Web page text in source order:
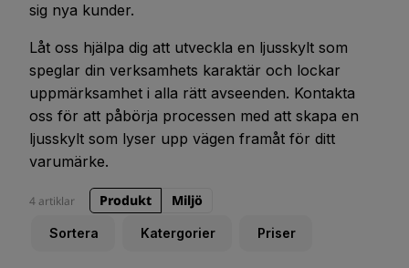
sig nya kunder.
Låt oss hjälpa dig att utveckla en ljusskylt som
speglar din verksamhets karaktär och lockar
uppmärksamhet i alla rätt avseenden. Kontakta
oss för att påbörja processen med att skapa en
ljusskylt som lyser upp vägen framåt för ditt
varumärke.
Sortera Katergorier Priser
4 artiklar Produkt Miljö